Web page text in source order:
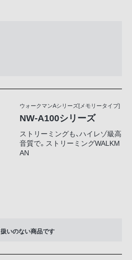
ウォークマンAシリーズ[メモリータイプ]
NW-A100シリーズ
ストリーミングも、ハイレゾ級高
音質で。ストリーミングWALKM
AN
いのない商品です